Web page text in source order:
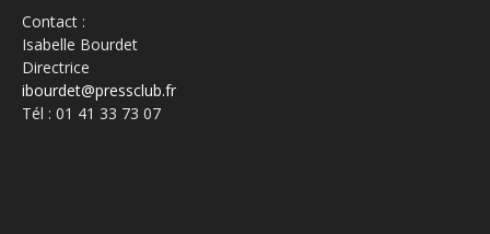
Contact :
Isabelle Bourdet
Directrice
ibourdet@pressclub.fr
Tél : 01 41 33 73 07